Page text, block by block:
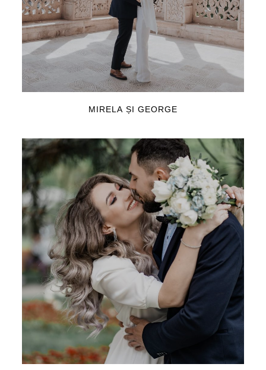
MIRELA ȘI GEORGE